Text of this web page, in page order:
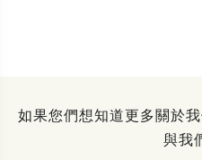
如果您們想知道更多關於
與我